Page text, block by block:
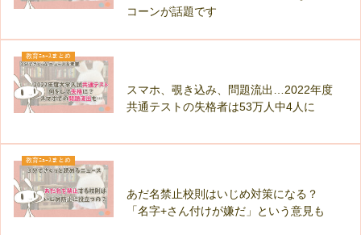
コーンが話題です
教育ﾆｭｰｽまとめ
スマホ、覗き込み、問題流出…2022年度
共通テストの失格者は53万人中4人に
教育ﾆｭｰｽまとめ
あだ名禁止校則はいじめ対策になる？
「名字+さん付けが嫌だ」という意見も